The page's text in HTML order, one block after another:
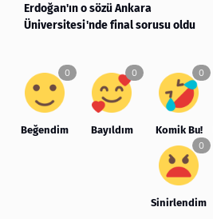
Erdoğan'ın o sözü Ankara
Üniversitesi'nde final sorusu oldu
Beğendim Bayıldım Komik Bu!
Sinirlendim